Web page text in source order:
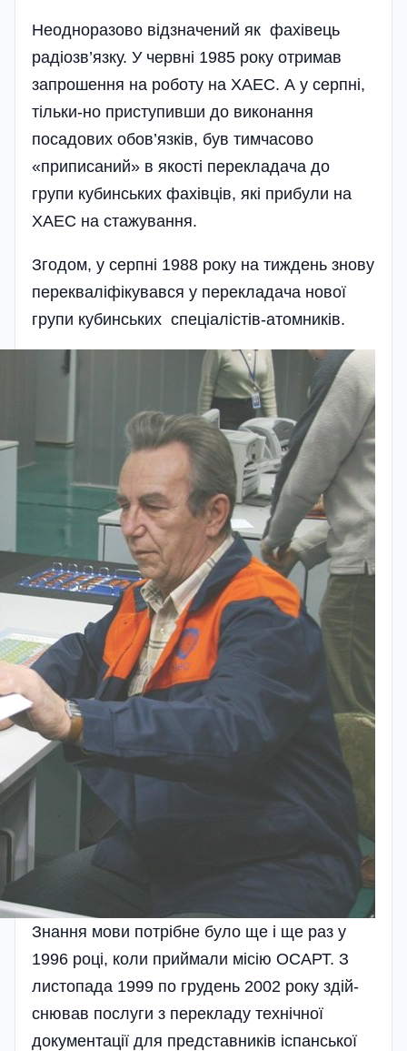
Неодноразово відзначений як фахівець
радіозв’язку. У червні 1985 року отримав
запрошення на роботу на ХАЕС. А у серпні,
тільки-но приступивши до виконання
посадових обов’язків, був тимчасово
«приписаний» в якості перекладача до
групи кубинських фахівців, які прибули на
ХАЕС на стажування.
Згодом, у серпні 1988 року на тиждень знову
перекваліфікувався у перекладача нової
групи кубинських спеці­алістів-атомників.
Знання мови потрібне було ще і ще раз у
1996 році, коли приймали місію ОСАРТ. З
листопада 1999 по грудень 2002 року здій­
снював послуги з перекладу технічної
документації для представників іспанської